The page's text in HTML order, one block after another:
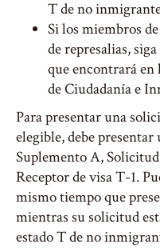
T de no
Si los miembros
de represalias,
que encontrará en
de Ciudadanía e
Para presentar una
elegible, debe
Suplemento A,
Receptor de visa T-1.
mismo tiempo que
mientras su solicitud
estado T de no